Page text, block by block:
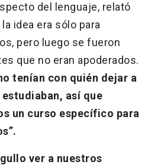
del lenguaje, relató
idea era sólo para
pero luego se fueron
que no eran apoderados.
tenían con quién dejar a
así que
un curso específico para
ver a nuestros